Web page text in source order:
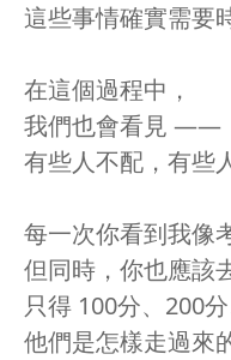
這些事情確實需要
在這個過程中，
我們也會看見 ——
有些人不配，有些
每一次你看到我像
但同時，你也應該
只得 100分、200
他們是怎樣走過來